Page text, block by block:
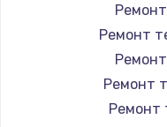
Ремонт
Ремонт
Ремонт